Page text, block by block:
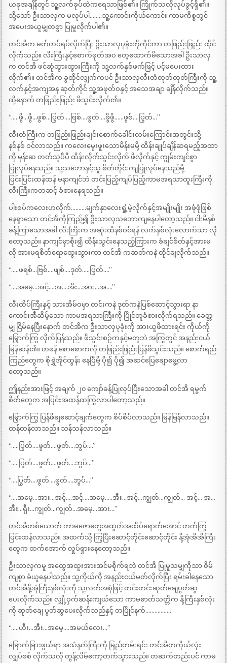
ယခုအချိန်တွင် သူ့လက်ခုပ်ထဲကရေသာဖြစ်၏။ ကြိုက်သလိုလုပ်ခွင့်ရှိ၏။
သို့သော် ဦးသာလှက မလုပ်ပါ……..သူ့ကောင်းကိုယ်ကောင်း ကာမကိစ္စတွင်
အပေးအယူမျှတစွာ ပြုမူလိုက်ပါ၏။
တင်အိက မတ်တပ်ရပ်လိုက်ပြီး ဦးသာလှပုခုံးကိုကိုင်ကာ တဖြည်းဖြည်း ထိုင်
လိုက်သည်။ လီးကြီးနှင့်စောက်ဖုတ်အဝ တေ့ထောက်မိသောအခါ ဦးသာလှ
က တင်အိ ဖင်ဆုံထွားထွားကြီးကို သူ့လက်နှစ်ဖက်ဖြင့် ပင့်မပေးထား
လိုက်၏။ တင်အိက ခွထိုင်လျှက်ကပင် ဦးသာလှလီးတံတုတ်တုတ်ကြီးကို သူ့
လက်နှင့်အကျအန ဆုတ်ကိုင် သူ့အဖုတ်ဝနှင့် အသေအချာ ချိန်လိုက်သည်။
ထို့နောက် တဖြည်းဖြည်း ဖိသွင်းလိုက်၏။
“…..ဖွိ…ဖွိ…ဖွစ်…ပြွတ်….ဗြစ်….ဖွတ်….ဖွိဖွိ……ဖွစ်….ပြွတ်…”
လီးတံကြီးက တဖြည်းဖြည်းချင်းစောက်ခေါင်းလမ်းကြောင်းအတွင်းသို့
နစ်နစ် ဝင်လာသည်။ ကလေးမွေးဖူးသောမိန်းမမို့ ထိန်းချုပ်ချိန်ဆရမည့်အထာ
ကို မှန်းဆ တတ်သူပီပီ ထိန်းလိုက်သွင်းလိုက် ဖိလိုက်နှင့် ကျွမ်းကျင်စွာ
ပြုလုပ်နေသည်။ သူ့သဘောနှင့်သူ စိတ်တိုင်းကျပြုလုပ်နေသည်မို့
ပြင်းပြင်းထန်ထန် မနာကျင်ဘဲ တင်းပြည့်ကျပ်ပြည့်ကာမအရသာထူးကြီးကို
လီးကြီးကတဆင့် ခံစားနေရသည်။
ပါးစပ်ကလေးဟလိုက်……….မျက်နှာလေးရှုံ့မဲ့လိုက်နှင့်အမျိုးမျိုး အဖုံဖုံဖြစ်
နေရှာသော တင်အိကိုကြည့်၍ ဦးသာလှသဘောကျနေပါတော့သည်။ ငါးမိနစ်
ခန့်ကြာသောအခါ လီးကြီးက အဆုံးထိနစ်ဝင်ရန် လက်နှစ်လုံးလောက်သာ လို
တော့သည်။ နာကျင်မှာစိုး၍ ထိန်းသွင်းနေသည့်ကြားက ခံချင်စိတ်နှင့်အားမ
လို အားမရစိတ်ရောထွေးသွားကာ တင်အိ ကဆတ်ကနဲ ထိုင်ချလိုက်သည်။
“…..ဖရစ်…ဗြစ်….ဖျစ်….ဒုတ်…..ပြွတ်….”
“….အမေ့…အင့်….အ….အီး…အား…အ….”
လီးထိပ်ကြီးနှင့် သားအိမ်ဝမှာ တင်းကနဲ ဒုတ်ကနဲပြစ်ဆောင့်သွားရာ နာ
ကောင်းအီဆိမ့်သော ကာမအရသာကြီးကို ပြိုင်တူခံစားလိုက်ရသည်။ ခေတ္တ
မျှ ငြိမ်နေပြီးနောက် တင်အိက ဦးသာလှပုခုံးကို အားယူဖိထားရင်း ကိုယ်ကို
မြှောက်ကြွ လိုက်ပြန်သည်။ ဖိသွင်းစဉ်ကနှင့်မတူဘဲ အကြွတွင် အနည်းငယ်
မြန်ဆန်၏။ တဖန် စောစောကလို တဖြည်းဖြည်းပြန်ဖိသွင်းသည်။ စောက်ရည်
ကြည်တွေက စိုရွှဲအိုင်ထွန်း နေပြီမို့ ပို၍ ပို၍ အဆင်ပြေချောမွေ့လာ
တော့သည်။
ဤနည်းအားဖြင့် အချက် ၂၀ ကျော်ခန့်ပြုလုပ်ပြီးသောအခါ တင်အိ ရမ္မက်
စိတ်တွေက အပြင်းအထန်ထကြွလာပါတော့သည်။
မြှောက်ကြွ ပြန်ဖိချဆောင့်ချက်တွေက စိပ်စိပ်လာသည်။ မြန်မြန်လာသည်။
ထန်ထန်လာသည်။ သန်သန်လာသည်။
“…..ပြွတ်….ဖွတ်….ဖွတ်….ဘွပ်….”
“…..ပြွတ်….ဖွတ်….ဖွတ်….ဘွပ်…”
“….ပြွတ်….ဖွတ်….ဖွတ်….ဘွပ်…”
“….အမေ့…အား…အင့်….အင့်….အမေ့…..အီး…အင့်…ကျွတ်…ကျွတ်… အင့်… အ…
အီး…ရှီး…ကျွတ်…ကျွတ်…အမေ့…အား…”
တင်အိတစ်ယောက် ကာမဇောတွေအထွတ်အထိပ်ရောက်အောင် တက်ကြွ
ပြင်းထန်လာသည်။ အထက်သို့ ကြွပြီးဆောင့်တိုင်းဆောင့်တိုင်း နို့အုံအိအိကြီး
တွေက ထက်အောက် လှုပ်ရှားနေတော့သည်။
ဦးသာလှကမူ အထွေအထူးအားအင်မစိုက်ရဘဲ တင်အိ ပြုမူသမျှကိုသာ ဇိမ်
ကျစွာ ခံယူနေပါသည်။ သူ့ကိုယ်ကို အနည်းငယ်မတ်လိုက်ပြီး ရမ်းခါနေသော
တင်အိနို့အုံကြီးနှစ်လုံးကို သူ့လက်အစုံဖြင့် တင်းတင်းဆုတ်ချေပွတ်ဆွ
ပေးလိုက်သည်။ လျှို့ဝှက်ဆန်းကျယ်သော ကာမဓာတ်သတ္တိက နို့ကြီးနှစ်လုံး
ကို ဆုတ်ချေ ပွတ်ဆွပေးလိုက်သည်နှင့် တပြိုင်နက်……………..
“…..ဟီး…အီး…အမေ့….အမယ်လေး…”
ခြောက်ခြားဖွယ်ရာ အသံနက်ကြီးကို မြည်တမ်းရင်း တင်အိတကိုယ်လုံး
လျှပ်စစ် လိုက်သလို တွန့်လိမ်ကော့တက်သွားသည်။ တဆက်တည်းပင် ကာမ